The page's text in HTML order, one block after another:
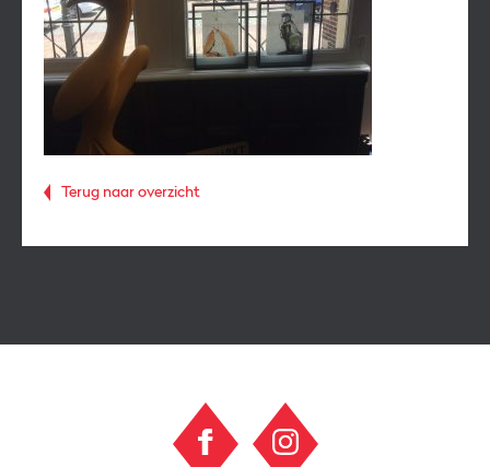
Terug naar overzicht